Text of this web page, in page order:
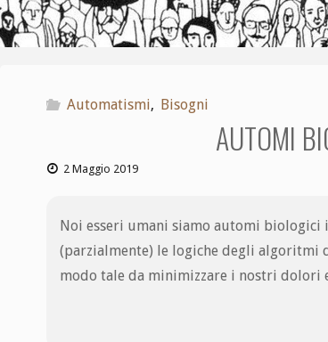
Automatismi, Bisogni
AUTOMI
2 Maggio 2019
Noi esseri umani siamo automi
(parzialmente) le logiche degli algoritmi
modo tale da minimizzare i nostri dolori